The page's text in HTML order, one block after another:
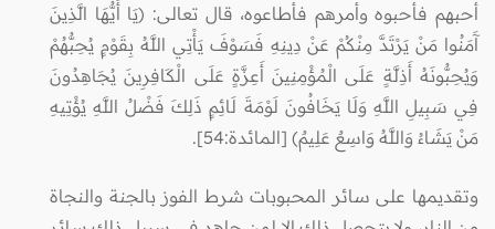
أحبهم فأحبوه وأمرهم فأطاعوه، قال تعالى: (يَا أَيُّهَا الَّذِينَ
آَمَنُوا مَنْ يَرْتَدَّ مِنْكُمْ عَنْ دِينِهِ فَسَوْفَ يَأْتِي اللَّهُ بِقَوْمٍ يُحِبُّهُمْ
وَيُحِبُّونَهُ أَذِلَّةٍ عَلَى الْمُؤْمِنِينَ أَعِزَّةٍ عَلَى الْكَافِرِينَ يُجَاهِدُونَ
فِي سَبِيلِ اللَّهِ وَلَا يَخَافُونَ لَوْمَةَ لَائِمٍ ذَلِكَ فَضْلُ اللَّهِ يُؤْتِيهِ
مَنْ يَشَاءُ وَاللَّهُ وَاسِعٌ عَلِيمٌ) [المائدة:54].
وتقديمها على سائر المحبوبات شرط الفوز بالجنة والنجاة